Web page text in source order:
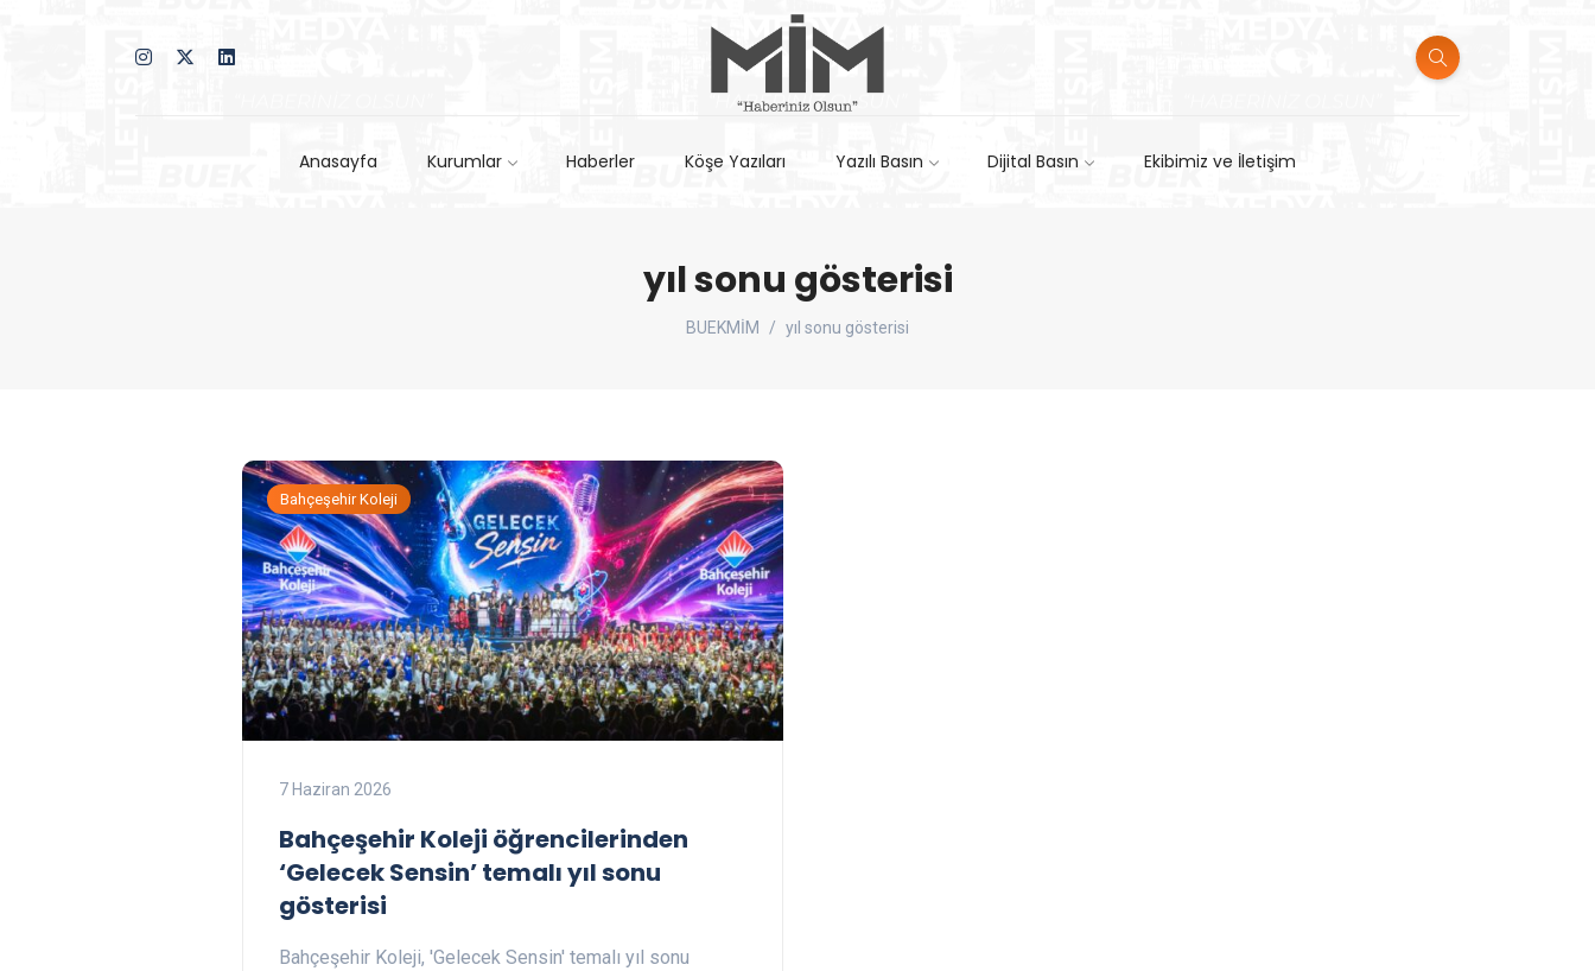
Anasayfa Kurumlar Haberler Köşe Yazıları Yazılı Basın Dijital Basın Ekibimiz ve İletişim
yıl sonu gösterisi
BUEKMİM yıl sonu gösterisi
Bahçeşehir Koleji
7 Haziran 2026
Bahçeşehir Koleji öğrencilerinden
‘Gelecek Sensin’ temalı yıl sonu
gösterisi
Bahçeşehir Koleji, 'Gelecek Sensin' temalı yıl sonu